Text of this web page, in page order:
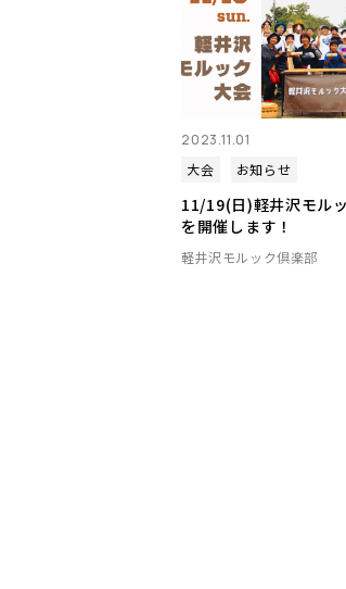
2023.11.01
大会
お知らせ
11/19(日)軽井沢モル
を開催します！
軽井沢モルック倶楽部